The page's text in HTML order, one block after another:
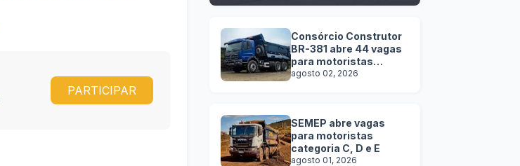
PARTICIPAR
Consórcio Construtor
BR-381 abre 44 vagas
para motoristas
categoria C, D e E
agosto 02, 2026
SEMEP abre vagas
para motoristas
categoria C, D e E
agosto 01, 2026